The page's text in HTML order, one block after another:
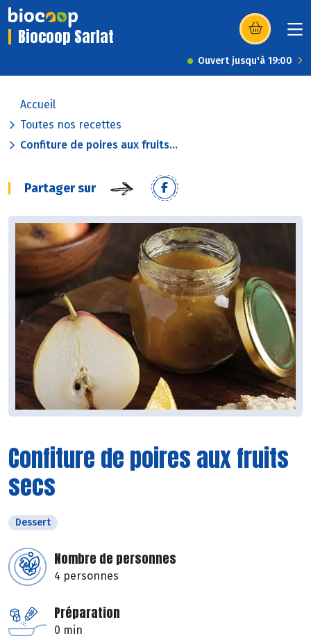
Biocoop Sarlat (s’ouvre dans
Ouvert jusqu'à 19:00
Accueil
Toutes nos recettes
Confiture de poires aux fruits...
Partager sur
Confiture de poires aux fruits
secs
Dessert
Nombre de personnes
4 personnes
Préparation
0 min